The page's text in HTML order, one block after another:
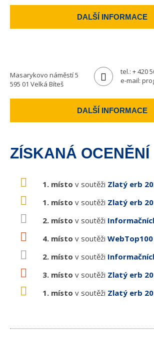
DALŠÍ INFORMACE
Masarykovo náměstí 5
595 01 Velká Bíteš
tel.: + 420
e-mail:
DALŠÍ INFORMACE
ZÍSKANÁ OCENĚNÍ
1. místo v soutěži Zlatý erb
1. místo v soutěži Zlatý erb
2. místo v soutěži
4. místo v soutěži
2. místo v soutěži
3. místo v soutěži Zlatý erb
1. místo v soutěži Zlatý erb